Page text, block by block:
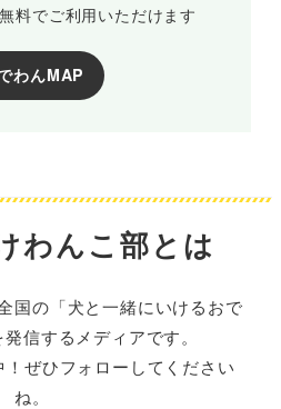
料でご利用いただけます
わんMAP
わんこ部とは
国の「犬と一緒にいけるおで
信するメディアです。
ぜひフォローしてください
ね。